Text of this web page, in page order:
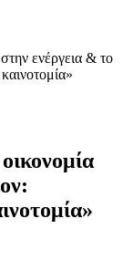
ενέργεια & το